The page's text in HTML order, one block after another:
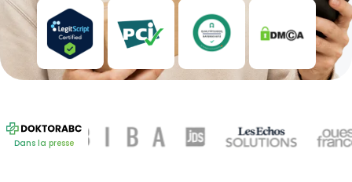
Dans la presse